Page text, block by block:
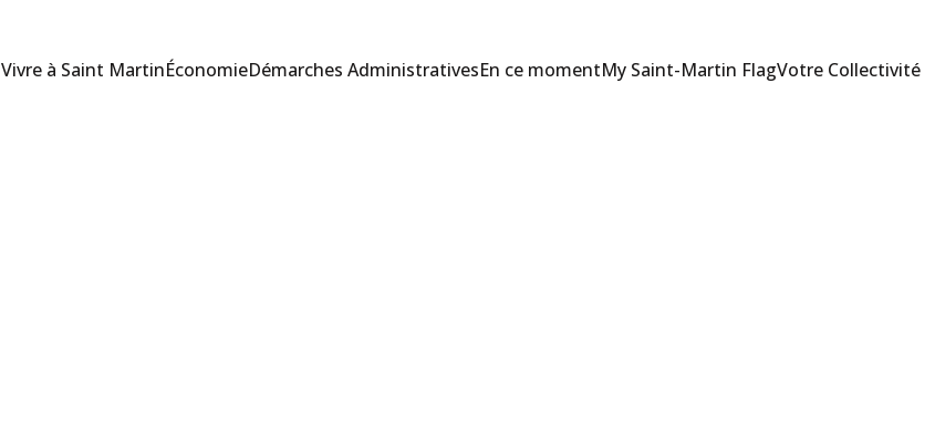
Vivre à Saint MartinÉconomieDémarches AdministrativesEn ce momentMy Saint-Martin FlagVotre Collectivité